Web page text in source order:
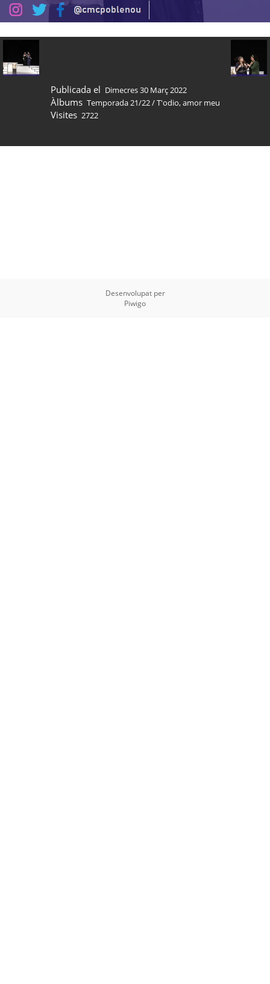
Publicada el Dimecres 30 Març 2022
Àlbums Temporada 21/22/T'odio, amor meu
Visites 2722
Desenvolupat per
Piwigo